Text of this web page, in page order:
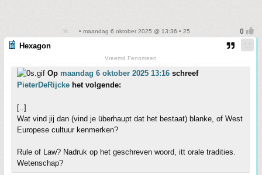
• maandag 6 oktober 2025 @ 13:36 • 25
Hexagon
Vreemd Fenomeen
Op maandag 6 oktober 2025 13:16 schreef
PieterDeRijcke het volgende:
[..]
Wat vind jij dan (vind je überhaupt dat het bestaat) blanke, of West
Europese cultuur kenmerken?
Rule of Law? Nadruk op het geschreven woord, itt orale tradities.
Wetenschap?